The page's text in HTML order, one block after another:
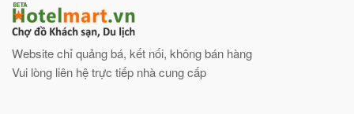
Website chỉ quảng bá, kết nối, không bán hàng
Vui lòng liên hệ trực tiếp nhà cung cấp